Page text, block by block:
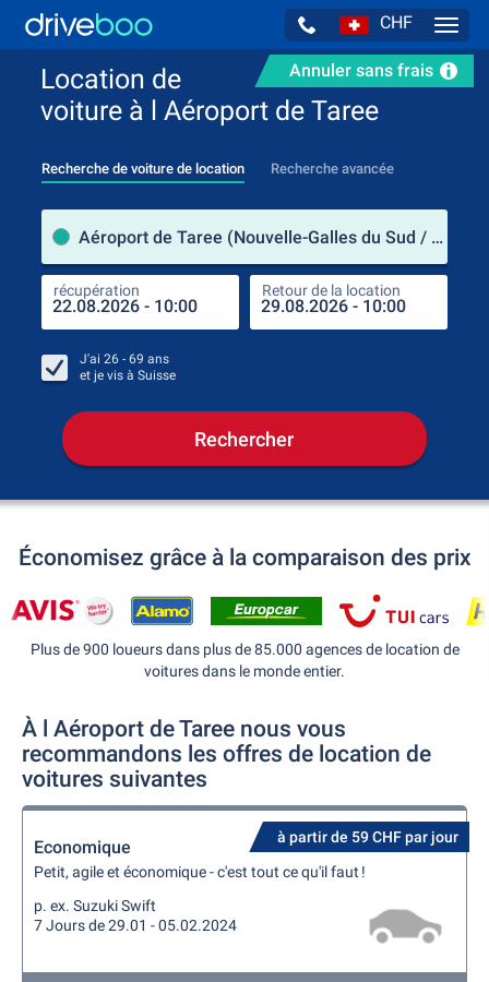
CHF
Annuler sans frais
Location de
voiture à l Aéroport de Taree
Recherche de voiture de location Recherche avancée
Aéroport de Taree (Nouvelle-Galles du Sud / Australie)
récupération Retour de la location
J'ai 26 - 69 ans
et je vis à Suisse
Rechercher
Économisez grâce à la comparaison des prix
Plus de 900 loueurs dans plus de 85.000 agences de location de
voitures dans le monde entier.
À l Aéroport de Taree nous vous
recommandons les offres de location de
voitures suivantes
à partir de 59 CHF par jour
Economique
Petit, agile et économique - c'est tout ce qu'il faut !
p. ex. Suzuki Swift
7 Jours de 29.01 - 05.02.2024